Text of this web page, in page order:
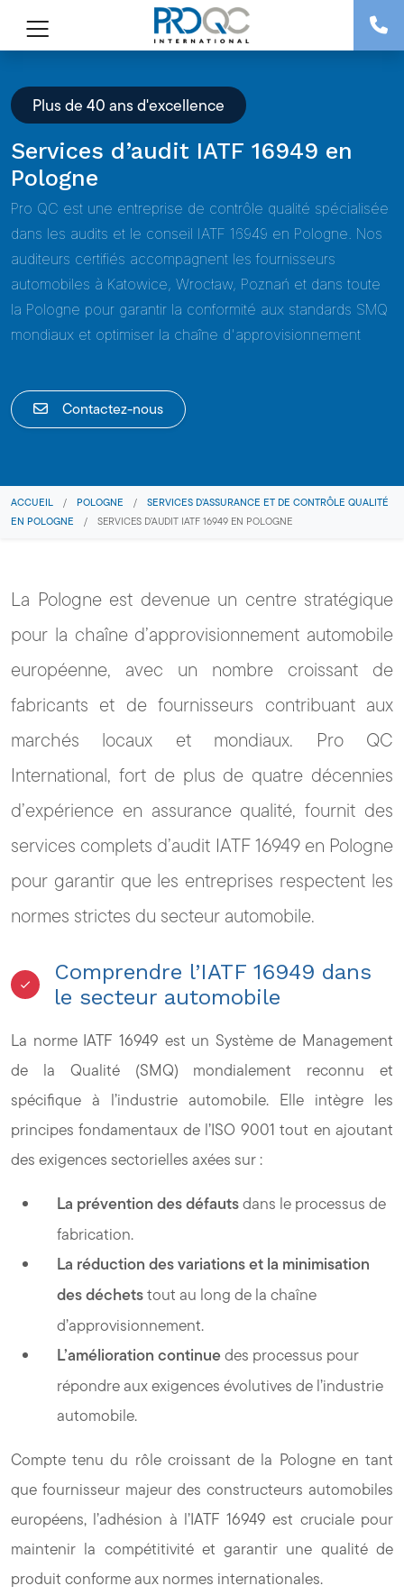
Plus de 40 ans d'excellence
Services d’audit IATF 16949 en
Pologne
Pro QC est une entreprise de contrôle qualité spécialisée
dans les audits et le conseil IATF 16949 en Pologne. Nos
auditeurs certifiés accompagnent les fournisseurs
automobiles à Katowice, Wrocław, Poznań et dans toute
la Pologne pour garantir la conformité aux standards SMQ
mondiaux et optimiser la chaîne d'approvisionnement
Contactez-nous
ACCUEIL / POLOGNE /
SERVICES D’ASSURANCE ET DE CONTRÔLE QUALITÉ
EN POLOGNE
/ SERVICES D’AUDIT IATF 16949 EN POLOGNE
La Pologne est devenue un centre stratégique
pour la chaîne d’approvisionnement automobile
européenne, avec un nombre croissant de
fabricants et de fournisseurs contribuant aux
marchés locaux et mondiaux. Pro QC
International, fort de plus de quatre décennies
d’expérience en assurance qualité, fournit des
services complets d’audit IATF 16949 en Pologne
pour garantir que les entreprises respectent les
normes strictes du secteur automobile.
Comprendre l’IATF 16949 dans
le secteur automobile
La norme IATF 16949 est un Système de Management
de la Qualité (SMQ) mondialement reconnu et
spécifique à l’industrie automobile. Elle intègre les
principes fondamentaux de l’ISO 9001 tout en ajoutant
des exigences sectorielles axées sur :
La prévention des défautsdans le processus de
fabrication.
La réduction des variations et la minimisation
des déchetstout au long de la chaîne
d’approvisionnement.
L’amélioration continuedes processus pour
répondre aux exigences évolutives de l’industrie
automobile.
Compte tenu du rôle croissant de la Pologne en tant
que fournisseur majeur des constructeurs automobiles
européens, l’adhésion à l’IATF 16949 est cruciale pour
maintenir la compétitivité et garantir une qualité de
produit conforme aux normes internationales.